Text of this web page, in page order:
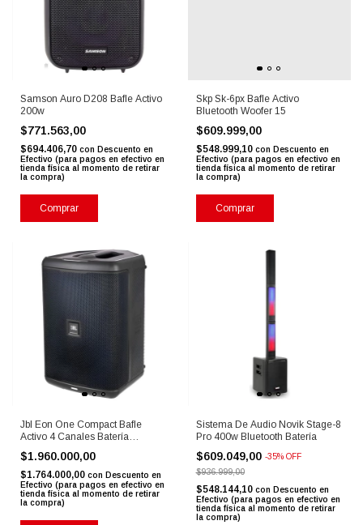
Samson Auro D208 Bafle Activo
200w
$771.563,00
$694.406,70 con Descuento en
Efectivo (para pagos en efectivo en
tienda física al momento de retirar
la compra)
Comprar
Skp Sk-6px Bafle Activo
Bluetooth Woofer 15
$609.999,00
$548.999,10 con Descuento en
Efectivo (para pagos en efectivo en
tienda física al momento de retirar
la compra)
Comprar
Jbl Eon One Compact Bafle
Activo 4 Canales Batería
Bluetooth
$1.960.000,00
$1.764.000,00 con Descuento en
Efectivo (para pagos en efectivo en
tienda física al momento de retirar
la compra)
Sistema De Audio Novik Stage-8
Pro 400w Bluetooth Batería
$609.049,00 -35% OFF
$936.999,00
$548.144,10 con Descuento en
Efectivo (para pagos en efectivo en
tienda física al momento de retirar
la compra)